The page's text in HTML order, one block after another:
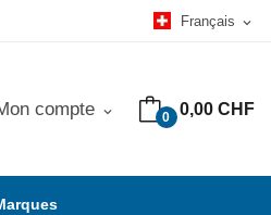
Français expand_more
0 0,00 CHF
compte expand_more